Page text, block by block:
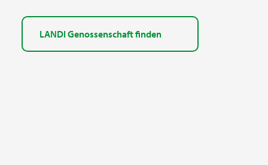
LANDI Genossenschaft finden